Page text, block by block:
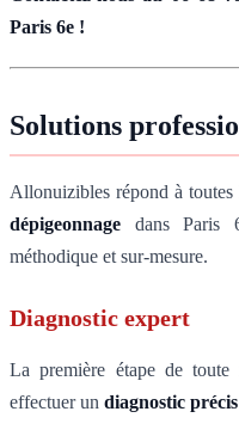
Paris 6e !
Solutions
Allonuizibles répond à toutes
dépigeonnage dans Paris
méthodique et sur-mesure.
Diagnostic expert
La première étape de toute
effectuer un diagnostic